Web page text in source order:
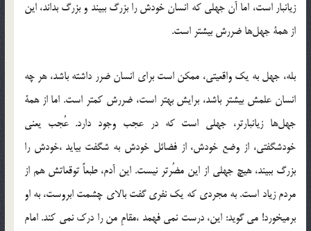
زیانبار است، اما آن جهلی که انسان خودش را بزرگ ببیند و بزرگ بداند، این
از همۀ جهل‌ها ضررش بیشتر است.
بله، جهل به یک واقعیتی، ممکن است برای انسان ضرر داشته باشد، هر چه
انسان علمش بیشتر باشد، برایش بهتر است، ضررش کمتر است. اما از همۀ
جهل‌ها زیانبارتر، جهلی است که در عجب وجود دارد. عُجب یعنی
خودشگفتی، از وضع خودش، از فضائل خودش به شگفت بیاید ،خودش را
بزرگ ببیند، هیچ جهلی از این مضُرتر نیست. این آدم، طبعاً توقعاتش هم از
مردم زیاد است. به مجردی که یک نفری گفت بالای چشمت ابروست، به او
برمیخورد! می گوید: این، درست نمی فهمد ،مقامِ من را درک نمی کند. امام